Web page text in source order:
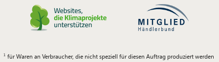
für Waren an Verbraucher, die nicht speziell für diesen Auftrag produziert werden